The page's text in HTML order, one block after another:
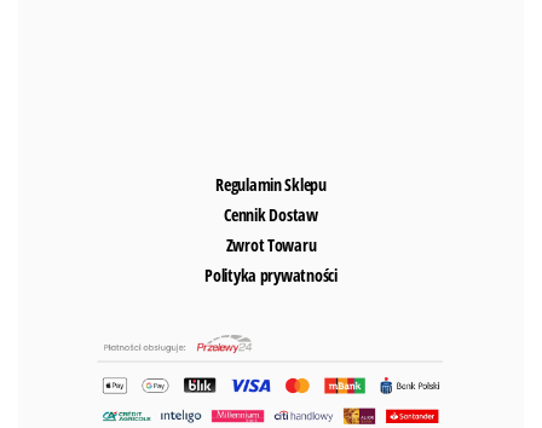
Regulamin Sklepu
Cennik Dostaw
Zwrot Towaru
Polityka prywatności